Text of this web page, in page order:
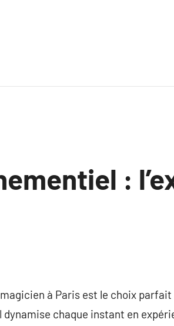
:
à Paris est le choix
chaque instant en